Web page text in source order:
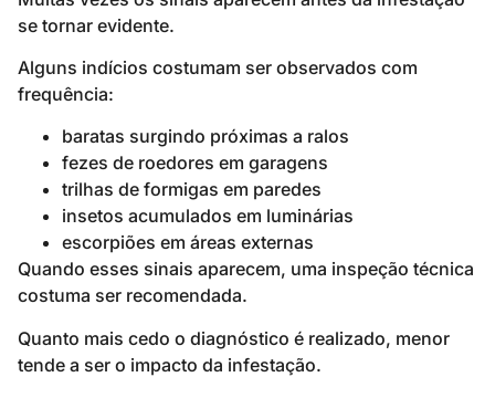
se tornar evidente.
Alguns indícios costumam ser observados com
frequência:
baratas surgindo próximas a ralos
fezes de roedores em garagens
trilhas de formigas em paredes
insetos acumulados em luminárias
escorpiões em áreas externas
Quando esses sinais aparecem, uma inspeção técnica
costuma ser recomendada.
Quanto mais cedo o diagnóstico é realizado, menor
tende a ser o impacto da infestação.